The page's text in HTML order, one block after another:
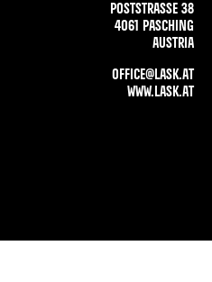
POSTSTRASSE 38
4061 PASCHING
AUSTRIA
OFFICE@LASK.AT
WWW.LASK.AT